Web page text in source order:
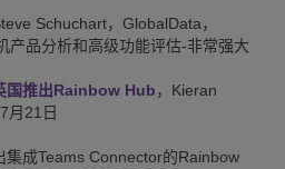
Schuchart，GlobalData，
产品分析和高级功能评估-非常强大
国推出Rainbow Hub，Kieran
月21日
集成Teams Connector的Rainbow